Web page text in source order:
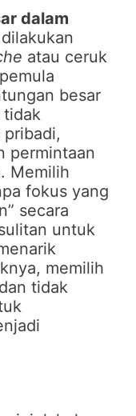
dalam
atau ceruk
besar
tidak
permintaan
Memilih
fokus yang
secara
untuk
memilih
tidak